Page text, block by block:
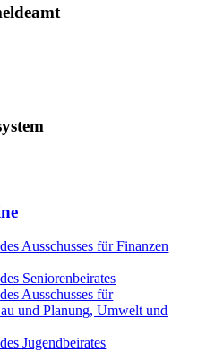
Ausschusses für Finanzen
Seniorenbeirates
Ausschusses für
und Planung, Umwelt und
Jugendbeirates